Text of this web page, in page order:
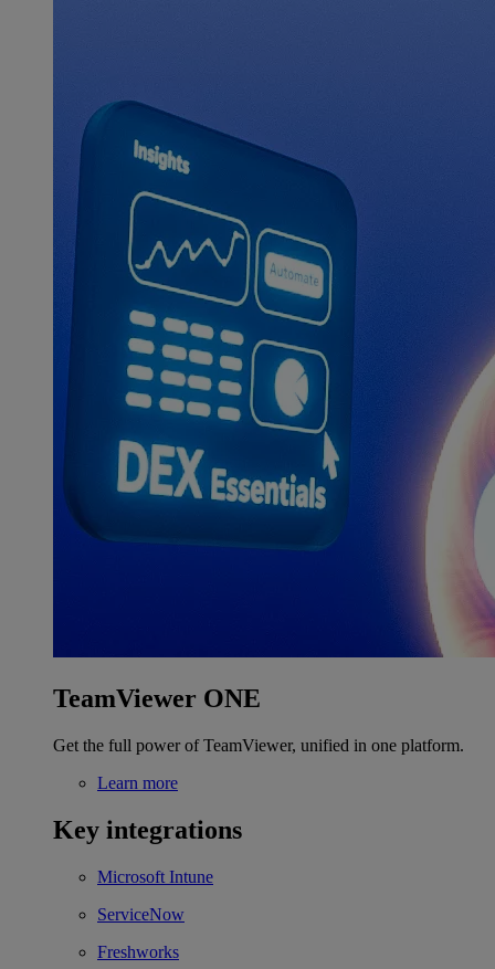
TeamViewer ONE
Get the full power of TeamViewer, unified in one platform.
Learn more
Key integrations
Microsoft Intune
ServiceNow
Freshworks